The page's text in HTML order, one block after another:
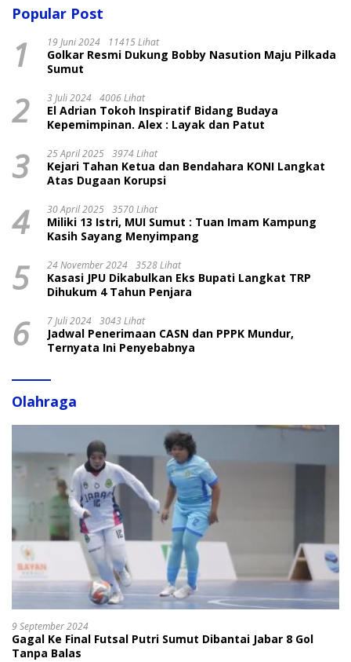
Popular Post
1 19 Juni 2024 11415 Lihat
Golkar Resmi Dukung Bobby Nasution Maju Pilkada
Sumut
2 3 Juli 2024 4006 Lihat
El Adrian Tokoh Inspiratif Bidang Budaya
Kepemimpinan. Alex : Layak dan Patut
3 25 April 2025 3974 Lihat
Kejari Tahan Ketua dan Bendahara KONI Langkat
Atas Dugaan Korupsi
4 30 April 2025 3570 Lihat
Miliki 13 Istri, MUI Sumut : Tuan Imam Kampung
Kasih Sayang Menyimpang
5 24 November 2024 3528 Lihat
Kasasi JPU Dikabulkan Eks Bupati Langkat TRP
Dihukum 4 Tahun Penjara
6 7 Juli 2024 3043 Lihat
Jadwal Penerimaan CASN dan PPPK Mundur,
Ternyata Ini Penyebabnya
Olahraga
9 September 2024
Gagal Ke Final Futsal Putri Sumut Dibantai Jabar 8 Gol
Tanpa Balas